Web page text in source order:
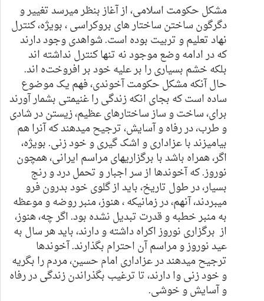
مشکل حکومت اسلامی، از آغاز بنظر میرسد تغییر و
دگرگون ساختن ساختار های بروکراسی ، بویژه، کنترل
نهاد تعلیم و تربیت بوده است. شواهدی وجود دارند
که در ادامه وضع موجود نه تنها کنترل نداشته اند
بلکه خشم بسیاری را بر علیه خود بر افروخته اند.
حال آنکه مشکل حکومت آخوندی، فهم یک موضوع
ساده است کهبجای انکه زندگی را غنیمتی بشمار آورند
برای، ساخت و ساز ساختارهای عظیم، زیستن در شادی
و طرب، در رفاه و آسایش،ترجیح میدهند که آنرا هم
بیامیزند با عزاداری و اشک گیری و خود زنی. بویژه،
اگر، همراه باشد با برگزاریهای مراسم ایرانی، همچون
نوروز.که آخوندها از سر اجبار و تحمل درد و رنج
بسیار، در طول تاریخ، باید از گلوی خود بدرون فرو
میبردند، آنهم، در زمانیکه ، هنوز، منبر روضه و موعظه
به منبر خطبه و قدرت تبدیل نشده بود. اگر چه، هنوز،
از برگزاری نوروز اکراه داشته و دارند، باید هر سال به
عید نوروز و مراسم آن احترام بگذارند. آخوندها
ترجیح میدهند در عزاداری امام حسین، مردم را بگریه
و خود زنی وا دارند، تا ترغیب بگذراندن زندگی در رفاه
و آسایش و خوشی.